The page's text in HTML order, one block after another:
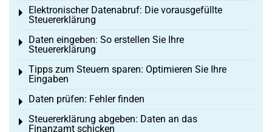
Elektronischer Datenabruf: Die vorausgefüllte
Steuererklärung
Toggle menu
Daten eingeben: So erstellen Sie Ihre
Steuererklärung
Toggle menu
Tipps zum Steuern sparen: Optimieren Sie Ihre
Eingaben
Toggle menu
Daten prüfen: Fehler finden
Toggle menu
Steuererklärung abgeben: Daten an das
Finanzamt schicken
Toggle menu